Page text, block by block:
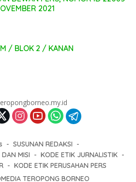
2021
/ BLOK 2 / KANAN
SUSUNAN REDAKSI
MISI
KODE ETIK JURNALISTIK
KODE ETIK PERUSAHAN PERS
TEROPONG BORNEO